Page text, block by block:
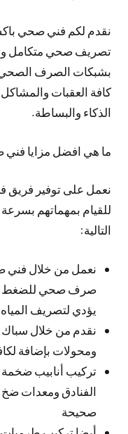
نقدم لكم فني صحي
تصريف صحي متكامل
بشبكات الصرف الصحي
كافة العقبات
الذكاء والبساطة.
ما هي افضل مزايا فني
نعمل على توفير فريق
للقيام بمهماتهم
التالية:
صرف صحي للضغط
يؤدي لتصريف
نقدم من خلال سباك
ومحولات بإضافة
تركيب أنابيب
الفنادق ومعدات ضخ
صحيحة